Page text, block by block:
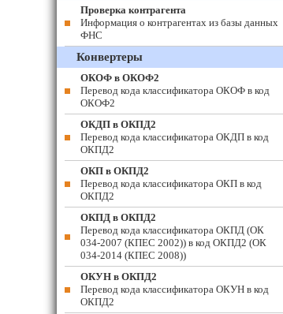
Проверка контрагента
Информация о контрагентах из базы данных
ФНС
Конвертеры
ОКОФ в ОКОФ2
Перевод кода классификатора ОКОФ в код
ОКОФ2
ОКДП в ОКПД2
Перевод кода классификатора ОКДП в код
ОКПД2
ОКП в ОКПД2
Перевод кода классификатора ОКП в код
ОКПД2
ОКПД в ОКПД2
Перевод кода классификатора ОКПД (ОК
034-2007 (КПЕС 2002)) в код ОКПД2 (ОК
034-2014 (КПЕС 2008))
ОКУН в ОКПД2
Перевод кода классификатора ОКУН в код
ОКПД2